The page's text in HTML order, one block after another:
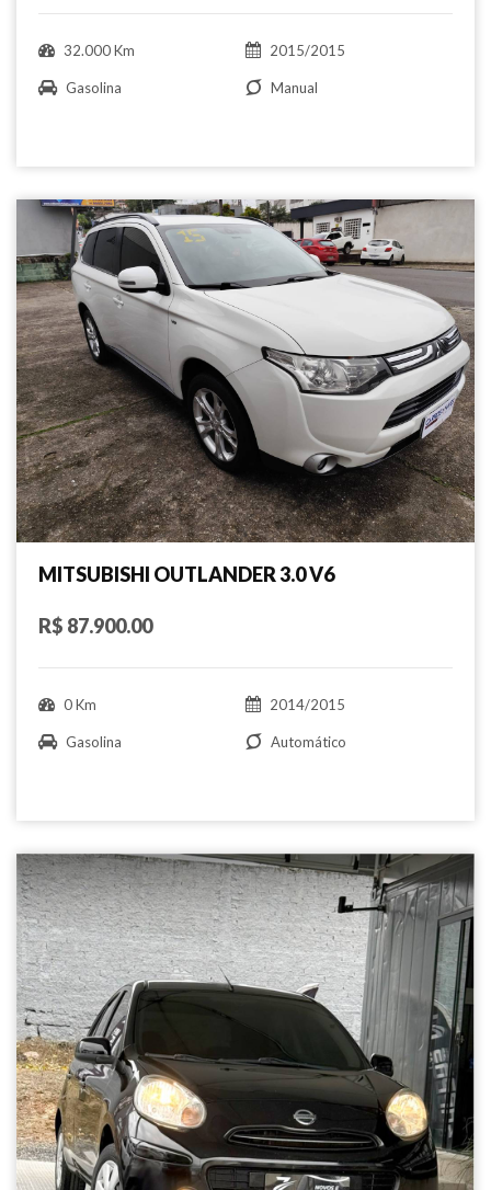
32.000 Km 2015/2015
Gasolina Manual
MITSUBISHI OUTLANDER 3.0 V6
R$ 87.900.00
0 Km 2014/2015
Gasolina Automático